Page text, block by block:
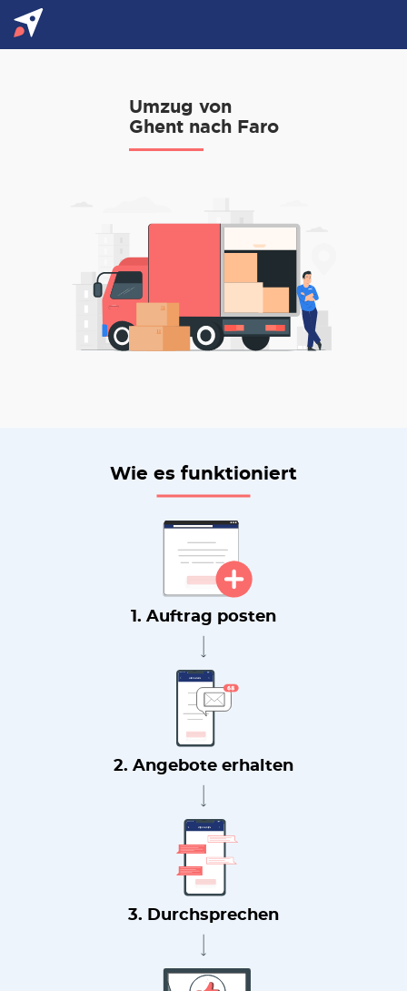
Umzug von
Ghent nach Faro
Wie es funktioniert
1. Auftrag posten
2. Angebote erhalten
3. Durchsprechen